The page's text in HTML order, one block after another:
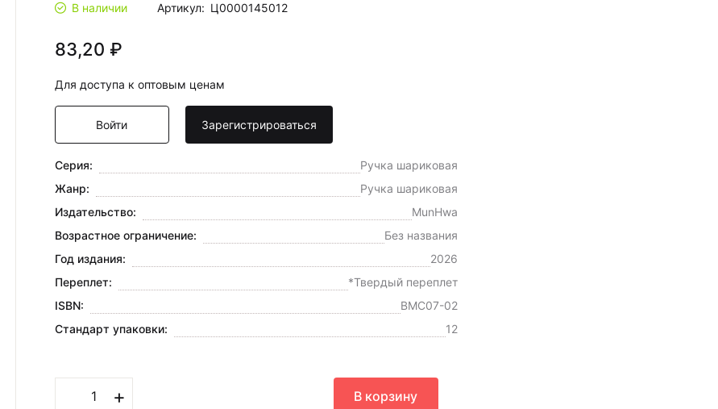
В наличии Артикул: Ц0000145012
83,20 ₽
Для доступа к оптовым ценам
Войти Зарегистрироваться
Серия:
Ручка шариковая
Жанр:
Ручка шариковая
Издательство:
MunHwa
Возрастное ограничение:
Без названия
Год издания:
2026
Переплет:
*Твердый переплет
ISBN:
BMC07-02
Стандарт упаковки:
12
+ В корзину